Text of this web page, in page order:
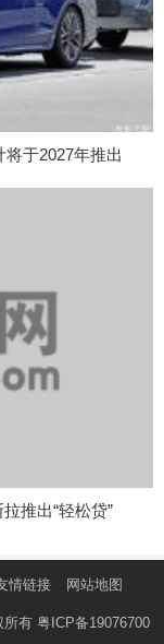
于2027年推出
推出“轻松贷”
情链接 网站地图
所有 粤ICP备19076700